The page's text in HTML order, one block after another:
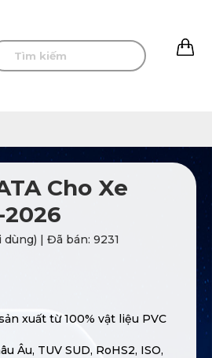
Cho Xe
| Đã bán: 9231
xuất từ 100% vật liệu PVC
Âu, TUV SUD, RoHS2, ISO,